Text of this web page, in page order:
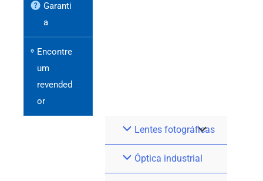
Garanti
a
Encontre
um
revended
or
Lentes fotográficas
Óptica industrial